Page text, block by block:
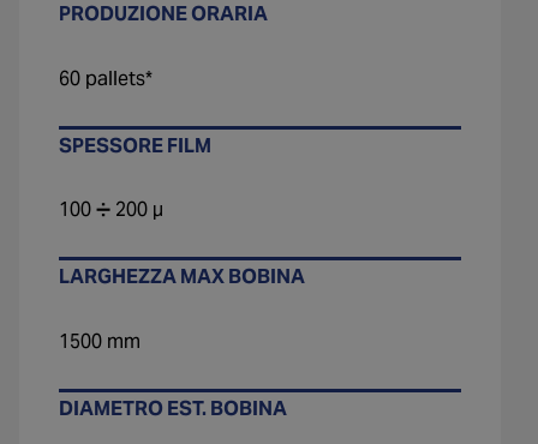
PRODUZIONE ORARIA
60 pallets*
SPESSORE FILM
100 ➗ 200 µ
LARGHEZZA MAX BOBINA
1500 mm
DIAMETRO EST. BOBINA